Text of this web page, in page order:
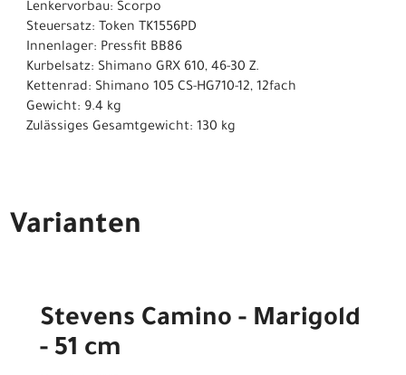
Lenkervorbau: Scorpo
Steuersatz: Token TK1556PD
Innenlager: Pressfit BB86
Kurbelsatz: Shimano GRX 610, 46-30 Z.
Kettenrad: Shimano 105 CS-HG710-12, 12fach
Gewicht: 9.4 kg
Zulässiges Gesamtgewicht: 130 kg
Varianten
Stevens Camino - Marigold
- 51 cm